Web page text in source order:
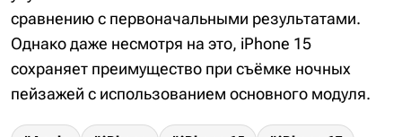
сравнению с первоначальными результатами.
Однако даже несмотря на это, iPhone 15
сохраняет преимущество при съёмке ночных
пейзажей с использованием основного модуля.